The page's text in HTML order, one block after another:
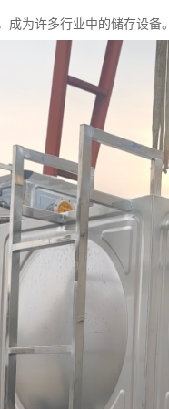
成为许多行业中的储存设备。